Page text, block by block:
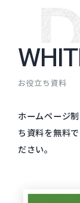
お役立ち資料
ホームページ
ち資料を無料
ださい。